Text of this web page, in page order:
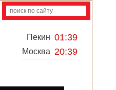
Пекин 01:39
Москва 20:39